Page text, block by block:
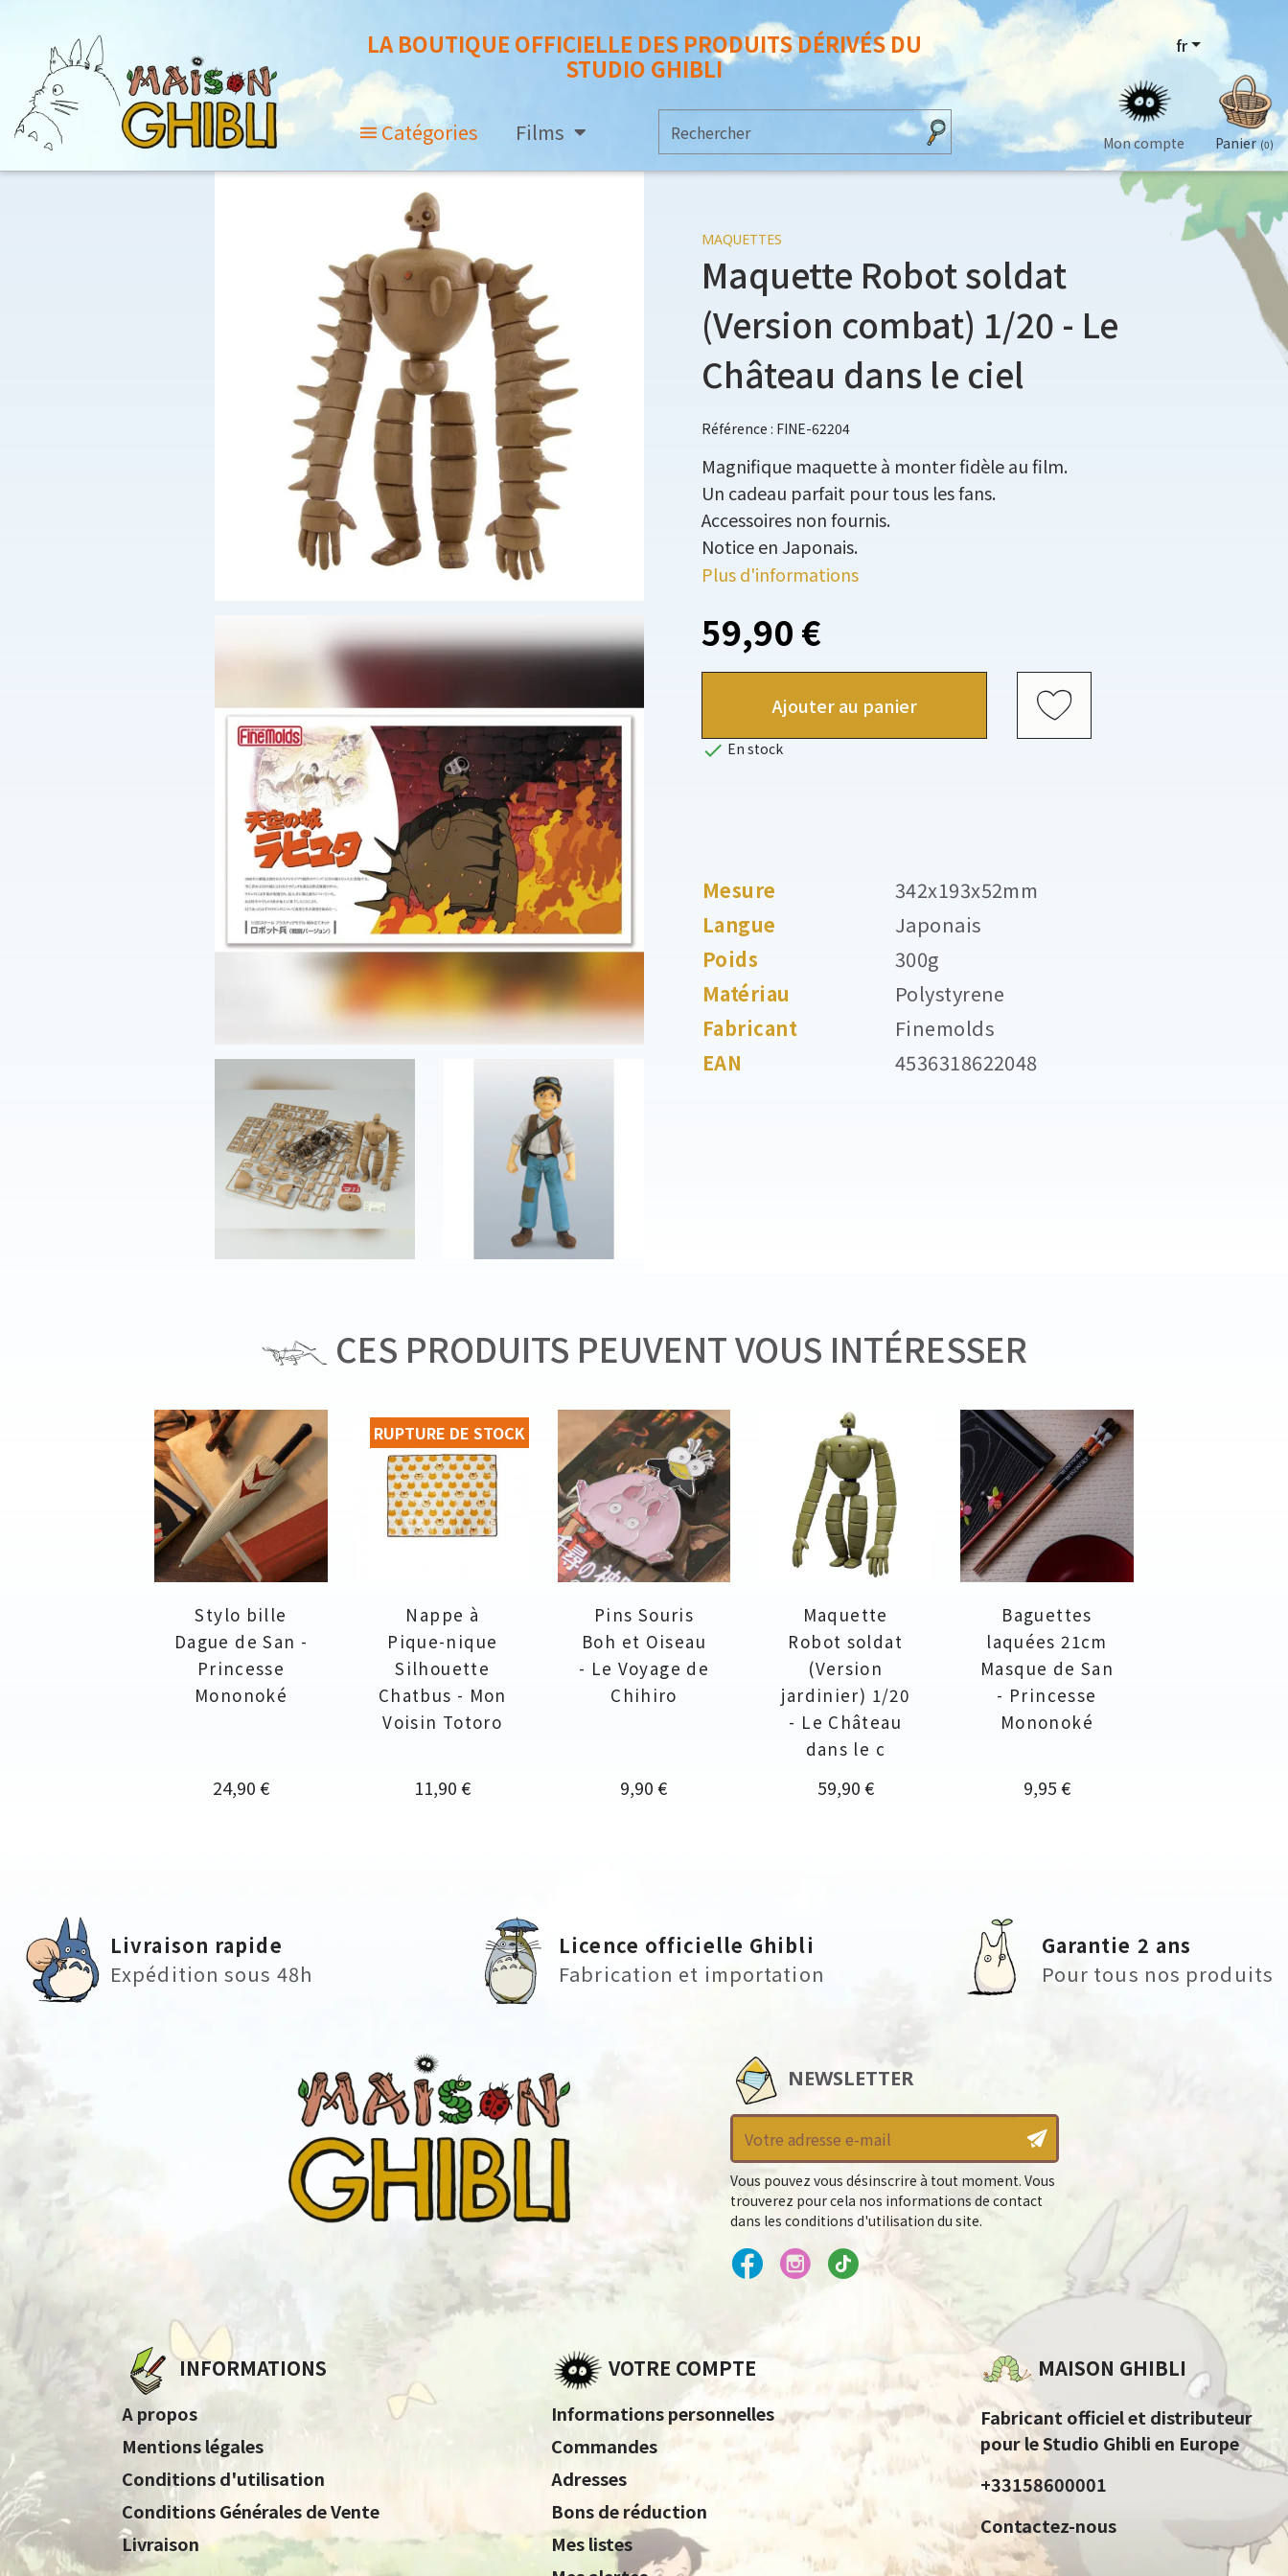
LA BOUTIQUE OFFICIELLE DES PRODUITS DÉRIVÉS DU
STUDIO GHIBLI
Catégories Films
fr
Mon compte Panier (0)
MAQUETTES
Maquette Robot soldat
(Version combat) 1/20 - Le
Château dans le ciel
Référence : FINE-62204
Magnifique maquette à monter fidèle au film.
Un cadeau parfait pour tous les fans.
Accessoires non fournis.
Notice en Japonais.
Plus d'informations
59,90 €
Ajouter au panier
 En stock
Mesure
342x193x52mm
Langue
Japonais
Poids
300g
Matériau
Polystyrene
Fabricant
Finemolds
EAN
4536318622048
CES PRODUITS PEUVENT VOUS INTÉRESSER
Stylo bille
Dague de San -
Princesse
Mononoké
Prix
24,90 €
Nappe à
Pique-nique
Silhouette
Chatbus - Mon
Voisin Totoro
Prix
11,90 €
RUPTURE DE STOCK
Pins Souris
Boh et Oiseau
- Le Voyage de
Chihiro
Prix
9,90 €
Maquette
Robot soldat
(Version
jardinier) 1/20
- Le Château
dans le c
Prix
59,90 €
Baguettes
laquées 21cm
Masque de San
- Princesse
Mononoké
Prix
9,95 €
Livraison rapide
Expédition sous 48h
Licence officielle Ghibli
Fabrication et importation
Garantie 2 ans
Pour tous nos produits
NEWSLETTER
Vous pouvez vous désinscrire à tout moment. Vous
trouverez pour cela nos informations de contact
dans les conditions d'utilisation du site.
INFORMATIONS
A propos
Mentions légales
Conditions d'utilisation
Conditions Générales de Vente
Livraison
VOTRE COMPTE
Informations personnelles
Commandes
Adresses
Bons de réduction
Mes listes
MAISON GHIBLI
Fabricant officiel et distributeur
pour le Studio Ghibli en Europe
+33158600001
Contactez-nous